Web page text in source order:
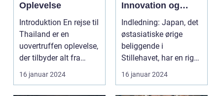
Oplevelse
Introduktion En rejse til
Thailand er en
uovertruffen oplevelse,
der tilbyder alt fra
smukke strand...
16 januar 2024
Innovation og
Skønhed
Indledning: Japan, det
østasiatiske ørige
beliggende i
Stillehavet, har en rig
og fascinerende kult...
16 januar 2024